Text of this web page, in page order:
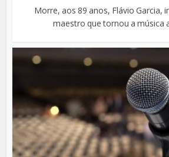
Morre, aos 89 anos, Flávio Garcia,
maestro que tornou a música